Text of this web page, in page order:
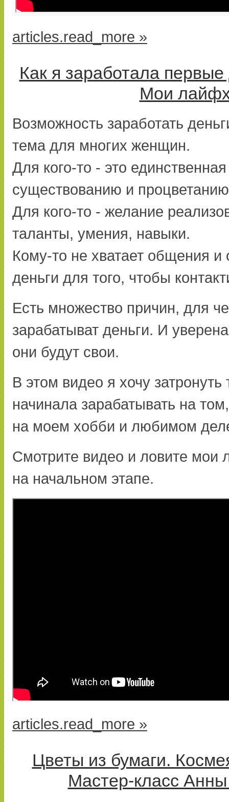
articles.read_more »
Как я заработала первые
Мои
Возможность заработать
тема для многих женщин.
Для кого-то - это
существованию и
Для кого-то - желание
таланты, умения, навыки.
Кому-то не хватает общения и
деньги для того, чтобы
Есть множество причин, для
зарабатыват деньги. И
они будут свои.
В этом видео я хочу затронуть
начинала зарабатывать на
на моем хобби и любимом
Смотрите видео и ловите мои
на начальном этапе.
articles.read_more »
Цветы из бумаги.
Мастер-класс